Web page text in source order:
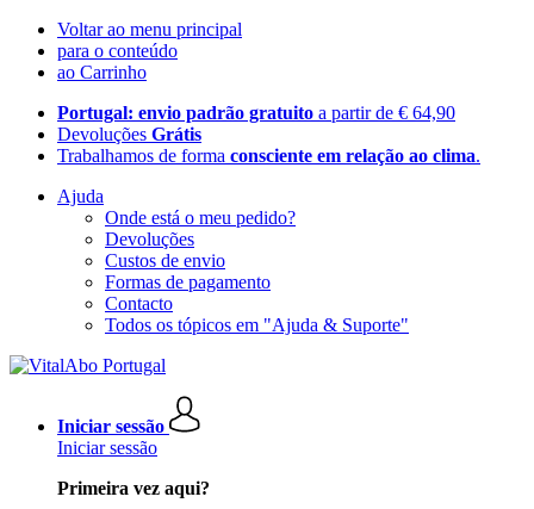
Voltar ao menu principal
para o conteúdo
ao Carrinho
Portugal: envio padrão gratuito a partir de € 64,90
Devoluções Grátis
Trabalhamos de forma consciente em relação ao clima.
Ajuda
Onde está o meu pedido?
Devoluções
Custos de envio
Formas de pagamento
Contacto
Todos os tópicos em "Ajuda & Suporte"
Iniciar sessão
Iniciar sessão
Primeira vez aqui?